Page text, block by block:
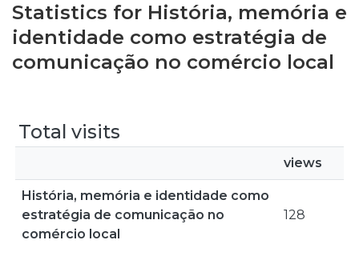
Browse repository
Entities
Statistics for História, memória e
identidade como estratégia de
comunicação no comércio local
Total visits
views
História, memória e identidade como
estratégia de comunicação no
comércio local
128